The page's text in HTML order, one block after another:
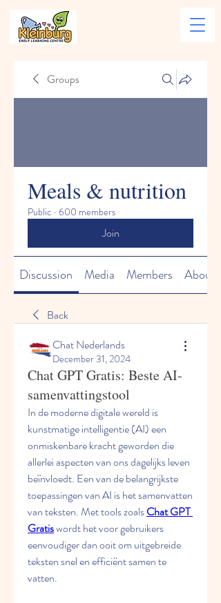
Groups
Meals & nutrition
Public · 600 members
Join
Discussion Media Members About
Back
Chat Nederlands
December 31, 2024
Chat GPT Gratis: Beste AI-
samenvattingstool
In de moderne digitale wereld is
kunstmatige intelligentie (AI) een
onmiskenbare kracht geworden die
allerlei aspecten van ons dagelijks leven
beïnvloedt. Een van de belangrijkste
toepassingen van AI is het samenvatten
van teksten. Met tools zoals Chat GPT
Gratis wordt het voor gebruikers
eenvoudiger dan ooit om uitgebreide
teksten snel en efficiënt samen te
vatten.